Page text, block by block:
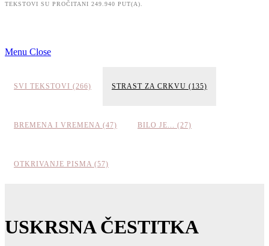
TEKSTOVI SU PROČITANI 249.940 PUT(A).
Menu Close
SVI TEKSTOVI (266) STRAST ZA CRKVU (135)
BREMENA I VREMENA (47) BILO JE... (27)
OTKRIVANJE PISMA (57)
USKRSNA ČESTITKA